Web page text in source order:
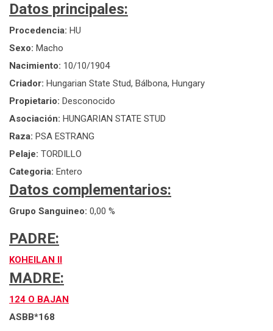
Datos principales:
Procedencia: HU
Sexo: Macho
Nacimiento: 10/10/1904
Criador: Hungarian State Stud, Bálbona, Hungary
Propietario: Desconocido
Asociación: HUNGARIAN STATE STUD
Raza: PSA ESTRANG
Pelaje: TORDILLO
Categoria: Entero
Datos complementarios:
Grupo Sanguineo: 0,00 %
PADRE:
KOHEILAN II
MADRE:
124 O BAJAN
ASBB*168